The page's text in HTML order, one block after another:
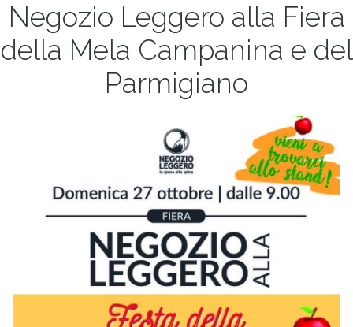
Negozio Leggero alla Fiera
della Mela Campanina e del
Parmigiano